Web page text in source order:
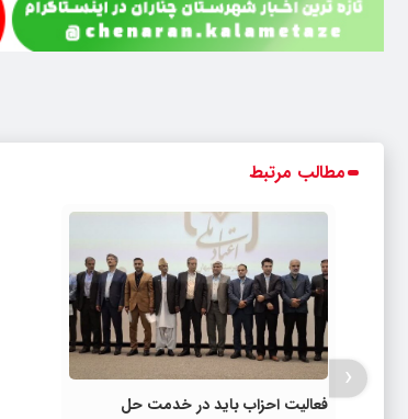
مطالب مرتبط
فعالیت احزاب باید در خدمت حل
‹